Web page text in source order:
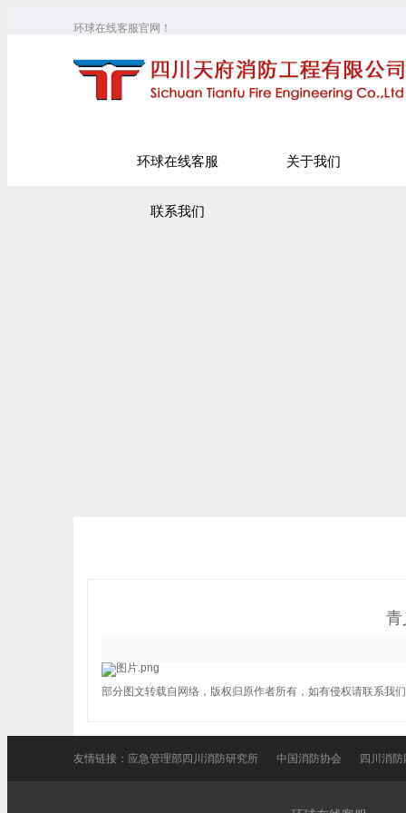
环球在线客服官网！
环球在线客服 关于我们
联系我们
青
部分图文转载自网络，版权归原作者所有，如有侵权请联系我
友情链接： 应急管理部四川消防研究所 中国消防协会 四川消防